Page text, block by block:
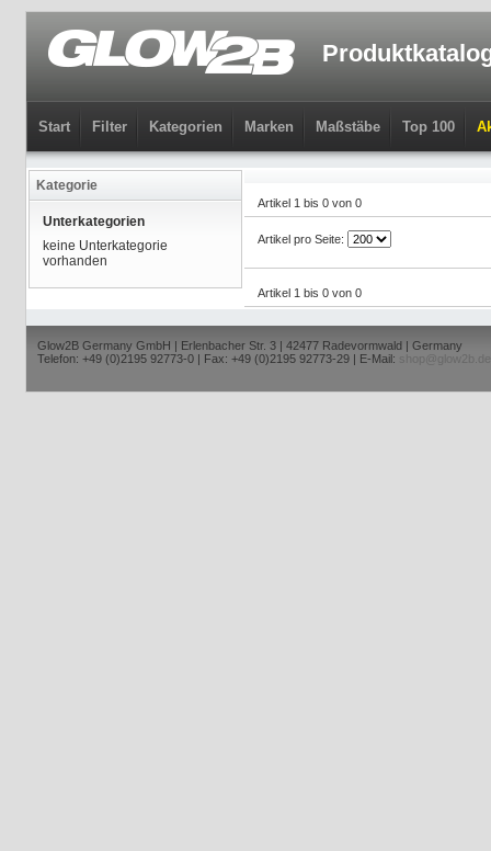
Start Filter Kategorien Marken Maßstäbe Top 100
Kategorie
Unterkategorien
keine Unterkategorie
vorhanden
Artikel 1 bis 0 von 0
Artikel pro Seite:
Artikel 1 bis 0 von 0
Glow2B Germany GmbH | Erlenbacher Str. 3 | 42477 Radevormwald | Germany
Telefon: +49 (0)2195 92773-0 | Fax: +49 (0)2195 92773-29 | E-Mail:
shop@glow2b.de